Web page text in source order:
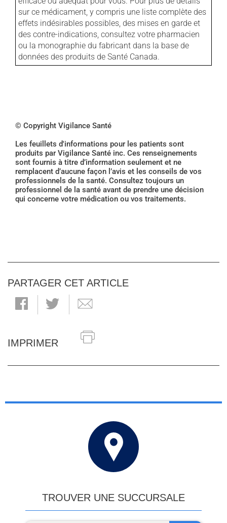
sur ce médicament, y compris une liste complète des
effets indésirables possibles, des mises en garde et
des contre-indications, consultez votre pharmacien
ou la monographie du fabricant dans la base de
données des produits de Santé Canada.
© Copyright Vigilance Santé
Les feuillets d'informations pour les patients sont
produits par Vigilance Santé inc. Ces renseignements
sont fournis à titre d’information seulement et ne
remplacent d’aucune façon l’avis et les conseils de vos
professionnels de la santé. Consultez toujours un
professionnel de la santé avant de prendre une décision
qui concerne votre médication ou vos traitements.
PARTAGER CET ARTICLE
IMPRIMER
TROUVER UNE SUCCURSALE